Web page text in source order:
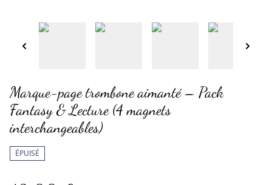
Marque-page trombone aimanté – Pack
Fantasy & Lecture (4 magnets
interchangeables)
ÉPUISÉ